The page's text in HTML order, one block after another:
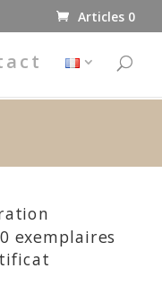
Articles 0
exemplaires